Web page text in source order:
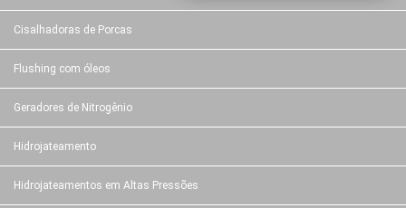
Cisalhadoras de Porcas
Flushing com óleos
Geradores de Nitrogênio
Hidrojateamento
Hidrojateamentos em Altas Pressões